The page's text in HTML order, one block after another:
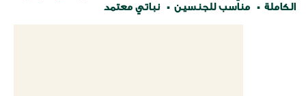
الكاملة
مناسب للجنسين نباتي معتمد